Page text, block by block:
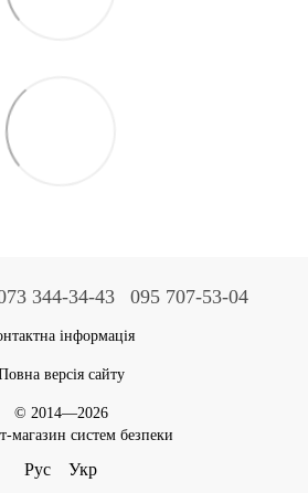
344-34-43 095 707-53-04
інформація
версія сайту
© 2014—2026
магазин систем безпеки
Рус Укр